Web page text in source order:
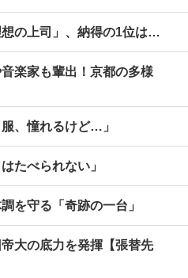
想の上司」、納得の1位は…
楽家も輩出！京都の多様
、憧れるけど…」
たべられない」
を守る「奇跡の一台」
大の底力を発揮【張替先